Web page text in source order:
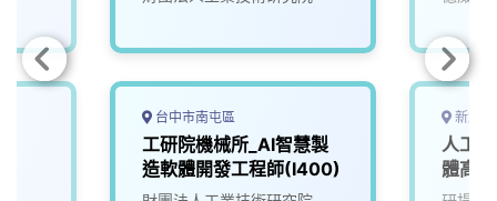
台中市南屯區
工研院機械所_AI智慧製
造軟體開發工程師(I400)
新北
人工
體高